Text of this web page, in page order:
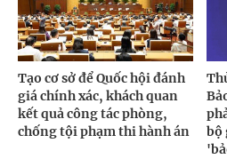
Tạo cơ sở để Quốc hội đánh
giá chính xác, khách quan
kết quả công tác phòng,
chống tội phạm thi hành án
bộ